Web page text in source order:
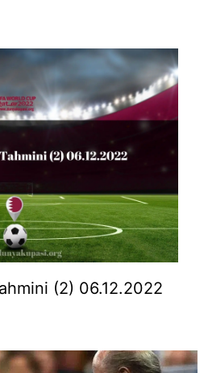
(2) 06.12.2022